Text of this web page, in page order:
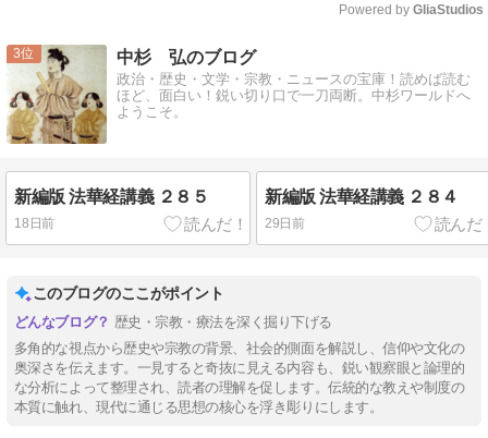
Powered by GliaStudios
3 中杉 弘のブログ
政治・歴史・文学・宗教・ニュースの宝庫！読めば読む
ほど、面白い！鋭い切り口で一刀両断。中杉ワールドへ
ようこそ。
新編版 法華経講義 ２８５
18日前
新編版 法華経講義 ２８４
29日前
このブログのここがポイント
歴史・宗教・療法を深く掘り下げる
多角的な視点から歴史や宗教の背景、社会的側面を解説し、信仰や文化の
奥深さを伝えます。一見すると奇抜に見える内容も、鋭い観察眼と論理的
な分析によって整理され、読者の理解を促します。伝統的な教えや制度の
本質に触れ、現代に通じる思想の核心を浮き彫りにします。